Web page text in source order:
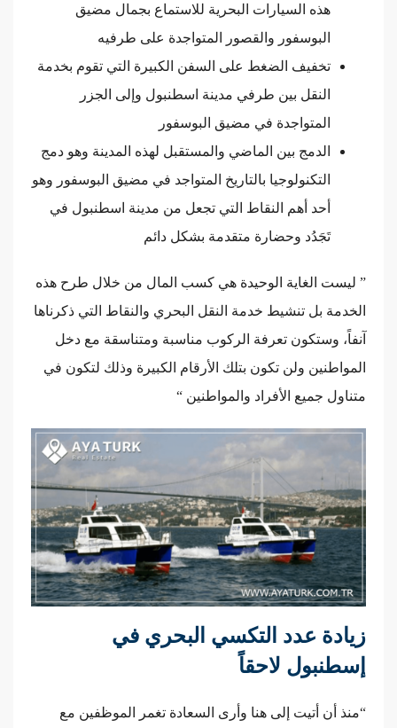
هذه السيارات البحرية للاستماع بجمال مضيق
البوسفور والقصور المتواجدة على طرفيه
تخفيف الضغط على السفن الكبيرة التي تقوم بخدمة
النقل بين طرفي مدينة اسطنبول وإلى الجزر
المتواجدة في مضيق البوسفور
الدمج بين الماضي والمستقبل لهذه المدينة وهو دمج
التكنولوجيا بالتاريخ المتواجد في مضيق البوسفور وهو
أحد أهم النقاط التي تجعل من مدينة اسطنبول في
تَجَدُد وحضارة متقدمة بشكل دائم
” ليست الغاية الوحيدة هي كسب المال من خلال طرح هذه
الخدمة بل تنشيط خدمة النقل البحري والنقاط التي ذكرناها
آنفاً، وستكون تعرفة الركوب مناسبة ومتناسقة مع دخل
المواطنين ولن تكون بتلك الأرقام الكبيرة وذلك لتكون في
متناول جميع الأفراد والمواطنين “
زيادة عدد التكسي البحري في
إسطنبول لاحقاً
“منذ أن أتيت إلى هنا وأرى السعادة تغمر الموظفين مع